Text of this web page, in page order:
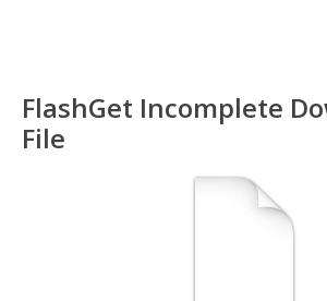
FlashGet Incomplete
File